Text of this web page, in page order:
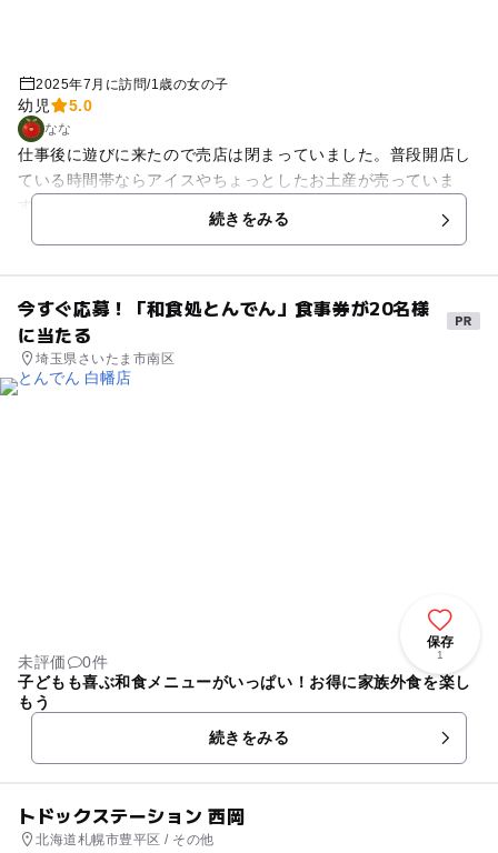
2025年7月に訪問/1歳の女の子
幼児 5.0
なな
仕事後に遊びに来たので売店は閉まっていました。普段開店し
ている時間帯ならアイスやちょっとしたお土産が売っていま
す。外のベンチが少し多めにあるので座ってアイスを食べられ
ますよ。この時、行った際はアジサイが咲いていてちょうど雨
んが、草が伸び切っていて遊具が使いづらかった時がありまし
た。何度か子供を連れて市民の森に行っていますが、メイン→
公園で遊ぶと言うよりは、アイスを食べたり散歩をする場所だ
なと感じます。
続きをみる
今すぐ応募！「和食処とんでん」食事券が20名様
に当たる
埼玉県さいたま市南区
保存
1
未評価
0件
子どもも喜ぶ和食メニューがいっぱい！お得に家族外食を楽し
もう
続きをみる
トドックステーション 西岡
北海道札幌市豊平区 / その他